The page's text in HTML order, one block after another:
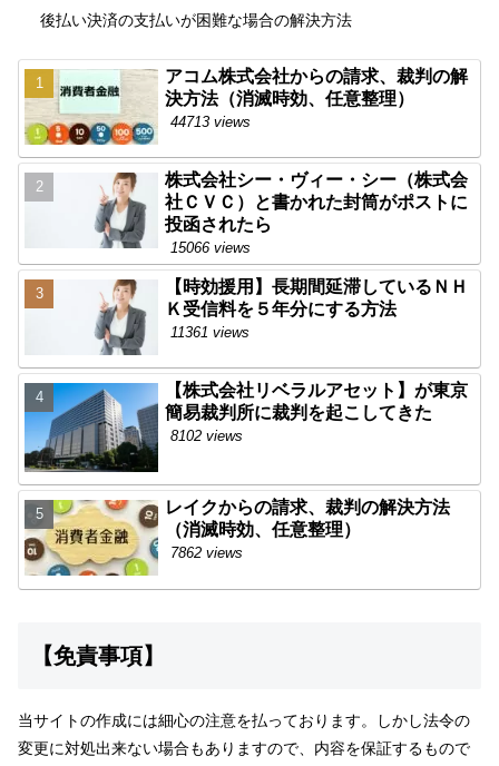
後払い決済の支払いが困難な場合の解決方法
アコム株式会社からの請求、裁判の解
決方法（消滅時効、任意整理）
44713 views
株式会社シー・ヴィー・シー（株式会
社ＣＶＣ）と書かれた封筒がポストに
投函されたら
15066 views
【時効援用】長期間延滞しているＮＨ
Ｋ受信料を５年分にする方法
11361 views
【株式会社リベラルアセット】が東京
簡易裁判所に裁判を起こしてきた
8102 views
レイクからの請求、裁判の解決方法
（消滅時効、任意整理）
7862 views
【免責事項】
当サイトの作成には細心の注意を払っております。しかし法令の
変更に対処出来ない場合もありますので、内容を保証するもので